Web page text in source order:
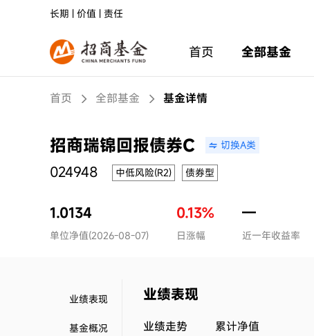
长期 | 价值 | 责任
首页 全部基金
首页 全部基金 基金详情
招商瑞锦回报债券C 切换A类
024948 中低风险(R2) 债券型
1.0134
单位净值(2026-08-07)
0.13%
日涨幅
—
近一年收益率
业绩表现
基金概况
业绩表现
业绩走势 累计净值